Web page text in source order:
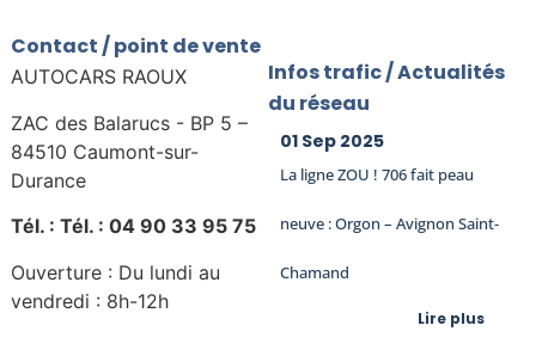
Contact / point de vente
AUTOCARS RAOUX
ZAC des Balarucs - BP 5 –
84510 Caumont-sur-
Durance
Tél. : Tél. : 04 90 33 95 75
Ouverture : Du lundi au
vendredi : 8h-12h
Infos trafic / Actualités
du réseau
01 Sep 2025
La ligne ZOU ! 706 fait peau
neuve : Orgon – Avignon Saint-
Chamand
Lire plus